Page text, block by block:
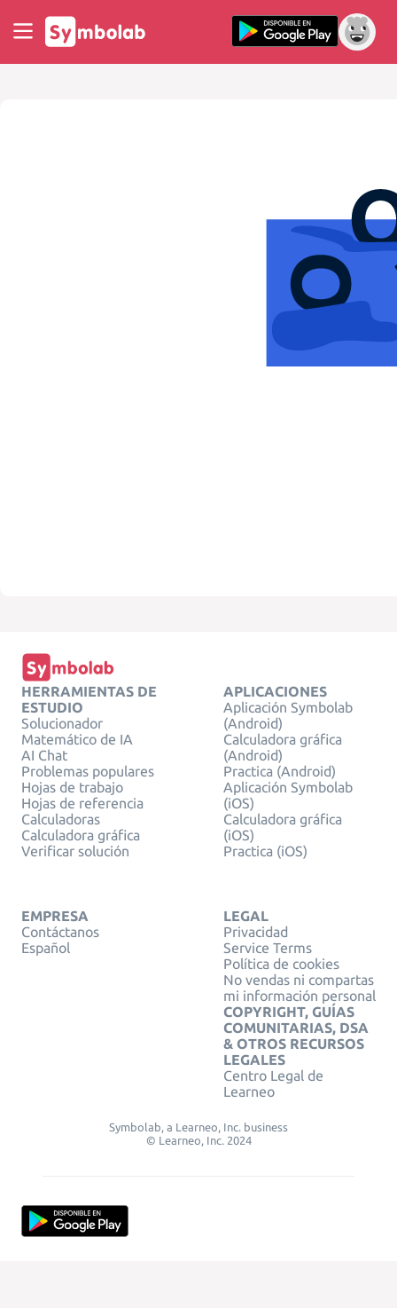
HERRAMIENTAS DE
ESTUDIO
Solucionador
Matemático de IA
AI Chat
Problemas populares
Hojas de trabajo
Hojas de referencia
Calculadoras
Calculadora gráfica
Verificar solución
APLICACIONES
Aplicación Symbolab
(Android)
Calculadora gráfica
(Android)
Practica (Android)
Aplicación Symbolab
(iOS)
Calculadora gráfica
(iOS)
Practica (iOS)
EMPRESA
Contáctanos
Español
LEGAL
Privacidad
Service Terms
Política de cookies
No vendas ni compartas
mi información personal
COPYRIGHT, GUÍAS
COMUNITARIAS, DSA
& OTROS RECURSOS
LEGALES
Centro Legal de
Learneo
Symbolab, a Learneo, Inc. business
© Learneo, Inc. 2024